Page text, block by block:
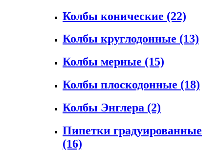
Колбы конические (22)
Колбы круглодонные (13)
Колбы мерные (15)
Колбы плоскодонные (18)
Колбы Энглера (2)
Пипетки градуированные
(16)